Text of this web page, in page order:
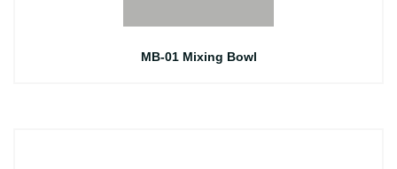
MB-01 Mixing Bowl